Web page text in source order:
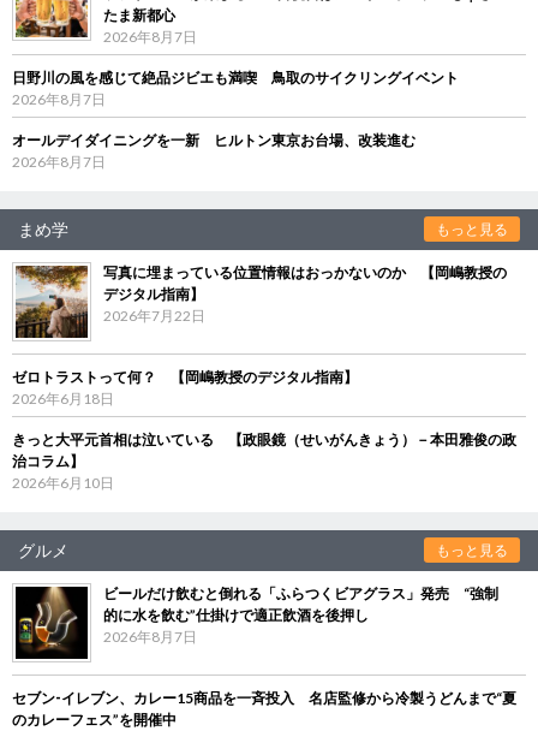
たま新都心
2026年8月7日
日野川の風を感じて絶品ジビエも満喫 鳥取のサイクリングイベント
2026年8月7日
オールデイダイニングを一新 ヒルトン東京お台場、改装進む
2026年8月7日
まめ学 もっと見る
写真に埋まっている位置情報はおっかないのか 【岡嶋教授の
デジタル指南】
2026年7月22日
ゼロトラストって何？ 【岡嶋教授のデジタル指南】
2026年6月18日
きっと大平元首相は泣いている 【政眼鏡（せいがんきょう）－本田雅俊の政
治コラム】
2026年6月10日
グルメ もっと見る
ビールだけ飲むと倒れる「ふらつくビアグラス」発売 “強制
的に水を飲む”仕掛けで適正飲酒を後押し
2026年8月7日
セブン‐イレブン、カレー15商品を一斉投入 名店監修から冷製うどんまで“夏
のカレーフェス”を開催中